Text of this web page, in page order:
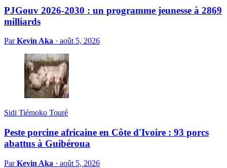
PJGouv 2026-2030 : un programme jeunesse à 2869
milliards
ParKevin Aka · août 5, 2026
Sidi Tiémoko Touré
Peste porcine africaine en Côte d'Ivoire : 93 porcs
abattus à Guibéroua
ParKevin Aka · août 5, 2026